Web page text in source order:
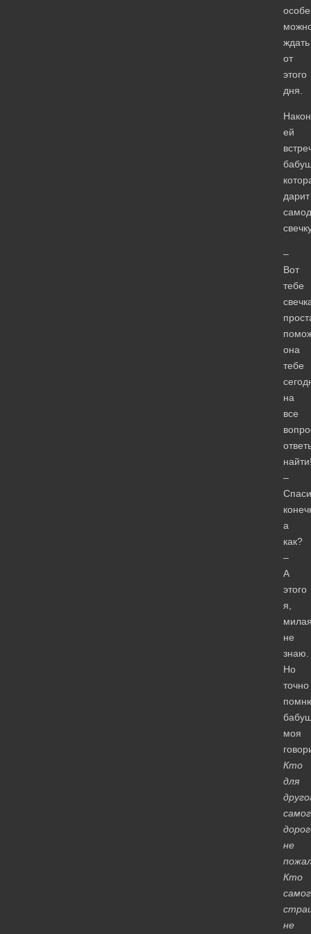
ждать
от
этого
дня.
ей
дарит
–
Вот
тебе
она
тебе
на
все
–
а
как?
–
А
этого
я,
не
знаю.
Но
точно
моя
Кто
для
не
Кто
не